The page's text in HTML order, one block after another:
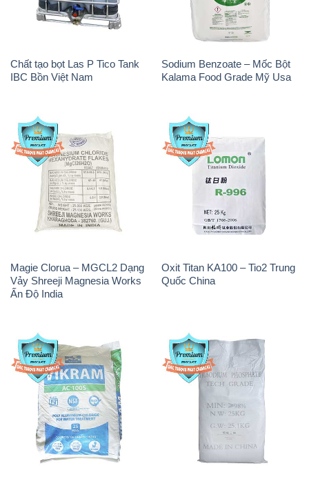
Chất tạo bọt Las P Tico Tank
IBC Bồn Việt Nam
Sodium Benzoate – Mốc Bột
Kalama Food Grade Mỹ Usa
Magie Clorua – MGCL2 Dạng
Vảy Shreeji Magnesia Works
Ấn Độ India
Oxit Titan KA100 – Tio2 Trung
Quốc China